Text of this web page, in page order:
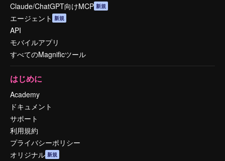
Claude/ChatGPT向けMCP 新規
エージェント 新規
API
モバイルアプリ
すべてのMagnificツール
はじめに
Academy
ドキュメント
サポート
利用規約
プライバシーポリシー
オリジナル 新規